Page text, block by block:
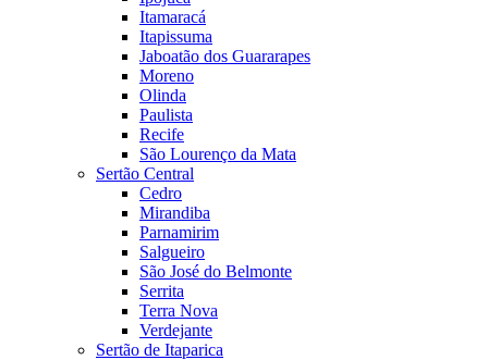
Itamaracá
Itapissuma
Jaboatão dos Guararapes
Moreno
Olinda
Paulista
Recife
São Lourenço da Mata
Sertão Central
Cedro
Mirandiba
Parnamirim
Salgueiro
São José do Belmonte
Serrita
Terra Nova
Verdejante
Sertão de Itaparica